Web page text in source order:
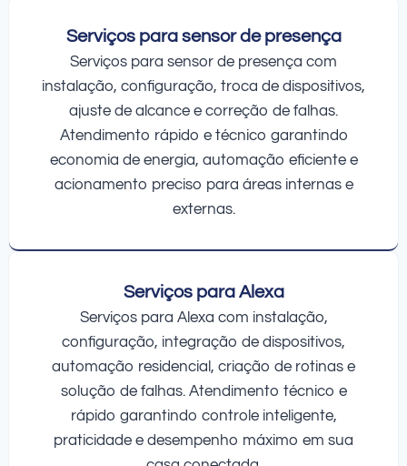
Serviços para sensor de presença
Serviços para sensor de presença com
instalação, configuração, troca de dispositivos,
ajuste de alcance e correção de falhas.
Atendimento rápido e técnico garantindo
economia de energia, automação eficiente e
acionamento preciso para áreas internas e
externas.
Serviços para Alexa
Serviços para Alexa com instalação,
configuração, integração de dispositivos,
automação residencial, criação de rotinas e
solução de falhas. Atendimento técnico e
rápido garantindo controle inteligente,
praticidade e desempenho máximo em sua